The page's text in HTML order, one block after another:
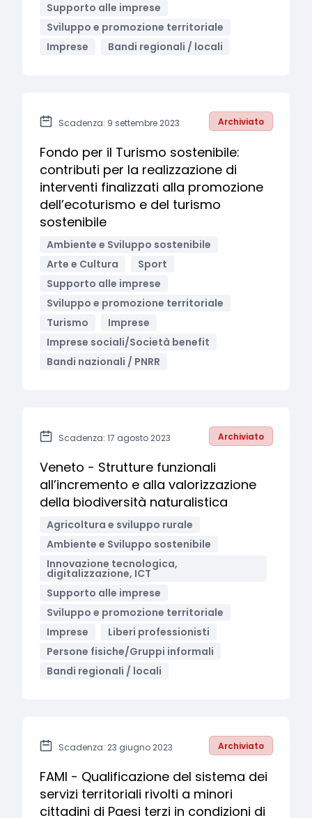
Supporto alle imprese
Sviluppo e promozione territoriale
Imprese
Bandi regionali / locali
Scadenza: 9 settembre 2023 Archiviato
Fondo per il Turismo sostenibile:
contributi per la realizzazione di
interventi finalizzati alla promozione
dell’ecoturismo e del turismo
sostenibile
Ambiente e Sviluppo sostenibile
Arte e Cultura
Sport
Supporto alle imprese
Sviluppo e promozione territoriale
Turismo
Imprese
Imprese sociali/Società benefit
Bandi nazionali / PNRR
Scadenza: 17 agosto 2023 Archiviato
Veneto - Strutture funzionali
all’incremento e alla valorizzazione
della biodiversità naturalistica
Agricoltura e sviluppo rurale
Ambiente e Sviluppo sostenibile
Innovazione tecnologica,
digitalizzazione, ICT
Supporto alle imprese
Sviluppo e promozione territoriale
Imprese
Liberi professionisti
Persone fisiche/Gruppi informali
Bandi regionali / locali
Scadenza: 23 giugno 2023 Archiviato
FAMI - Qualificazione del sistema dei
servizi territoriali rivolti a minori
cittadini di Paesi terzi in condizioni di